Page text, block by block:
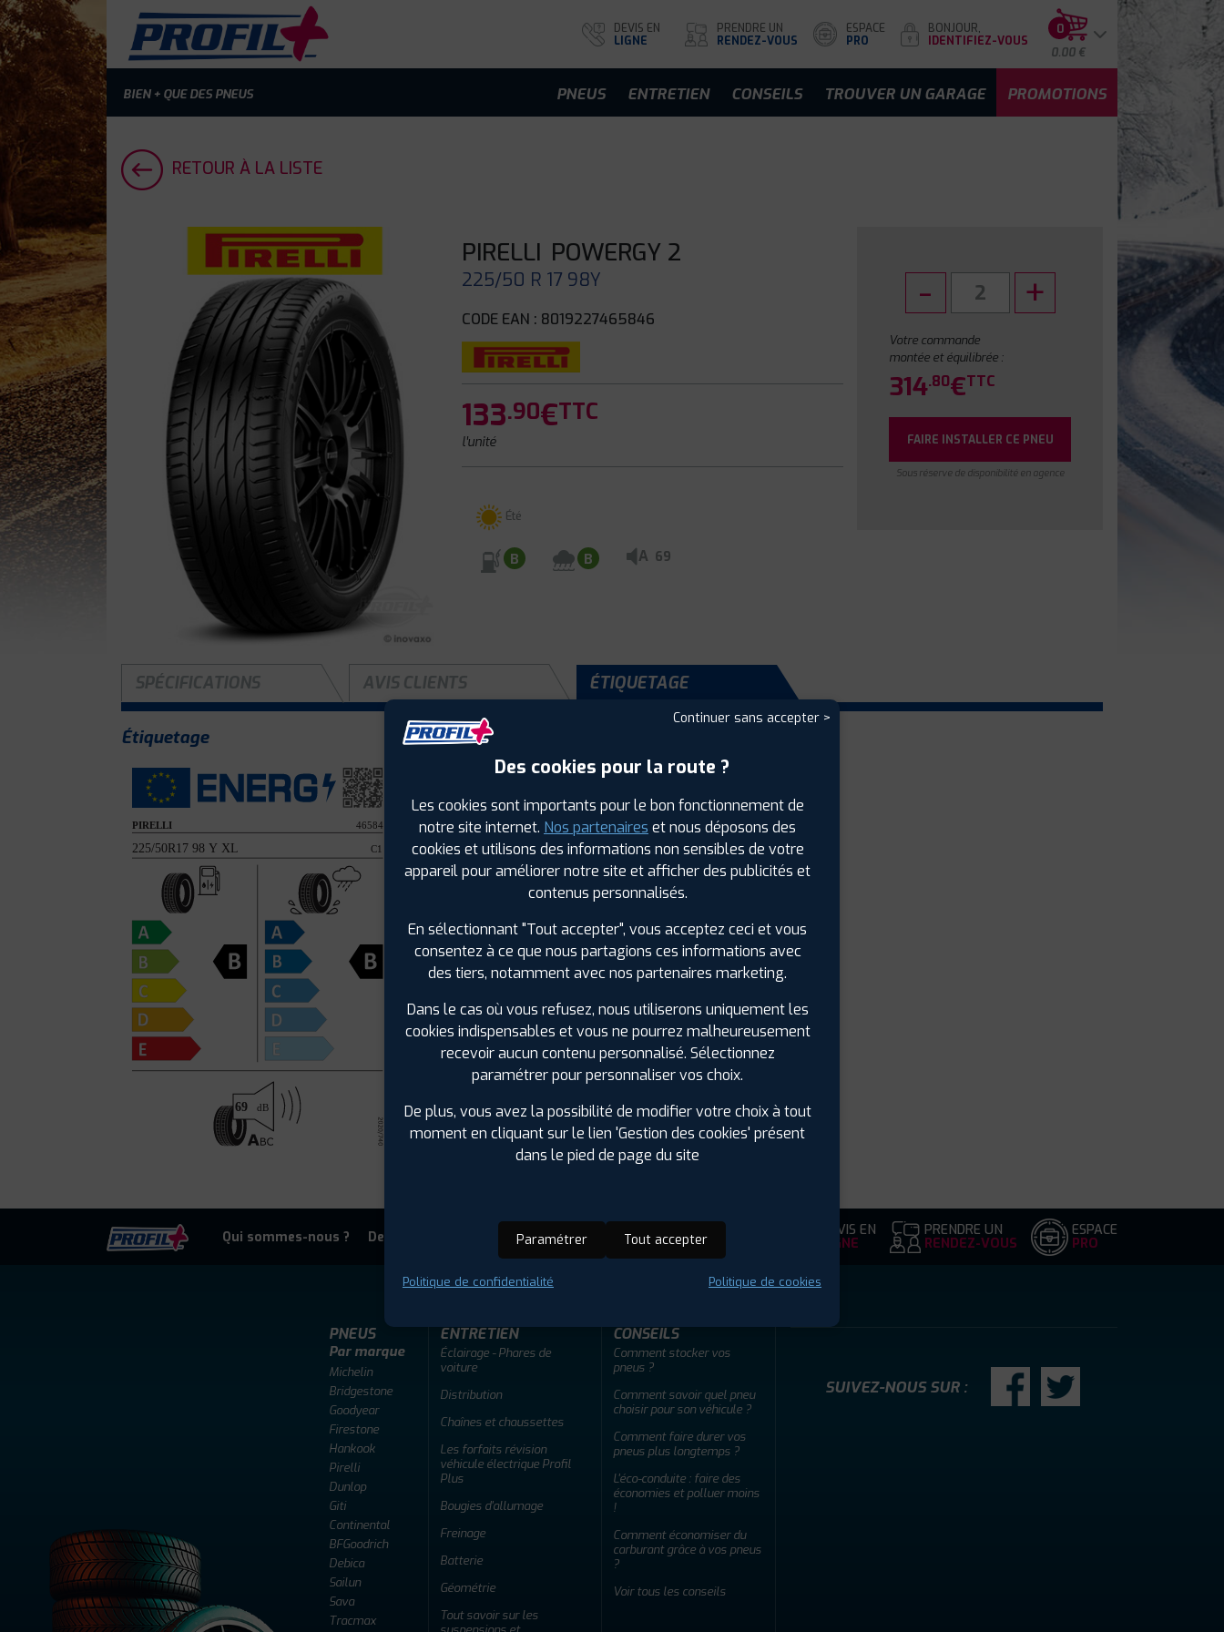
BIEN + QUE DES PNEUS
DEVIS EN
LIGNE
PRENDRE UN
RENDEZ-VOUS
ESPACE
PRO
BONJOUR,
IDENTIFIEZ-VOUS
0
0.00 €
PNEUS ENTRETIEN CONSEILS TROUVER UN GARAGE PROMOTIONS
RETOUR À LA LISTE
PIRELLI POWERGY 2
225/50 R 17 98Y
CODE EAN : 8019227465846
133.90€TTC
l'unité
Été
B B A 69
Votre commande
montée et équilibrée :
314.80€TTC
FAIRE INSTALLER CE PNEU
Sous réserve de disponibilité en agence
SPÉCIFICATIONS AVIS CLIENTS ÉTIQUETAGE
Étiquetage
Été
Largeur :225
Hauteur :50
Diamètre :17
Charge :98
Bruit de roulement externe : 69
Résistance au roulement :
Adhérence sur sol mouillé : B
Code EAN :
Qui sommes-nous ? Devenir adherent Offres d'emploi FAQ DEVIS EN
LIGNE
PRENDRE UN
RENDEZ-VOUS
ESPACE
PRO
PNEUS
Par marque
Michelin
Bridgestone
Goodyear
Firestone
Hankook
Pirelli
Dunlop
Giti
Continental
BFGoodrich
Debica
Sailun
Sava
Tracmax
ENTRETIEN
Éclairage - Phares de
voiture
Distribution
Chaînes et chaussettes
Les forfaits révision
véhicule électrique Profil
Plus
Bougies d'allumage
Freinage
Batterie
Géométrie
Tout savoir sur les
CONSEILS
Comment stocker vos
pneus ?
Comment savoir quel pneu
choisir pour son véhicule ?
Comment faire durer vos
pneus plus longtemps ?
L'éco-conduite : faire des
économies et polluer moins
!
Comment économiser du
carburant grâce à vos pneus
?
Voir tous les conseils
SUIVEZ-NOUS SUR :
Continuer sans accepter >
Des cookies pour la route ?
Les cookies sont importants pour le bon fonctionnement de
notre site internet. Nos partenaires et nous déposons des
cookies et utilisons des informations non sensibles de votre
appareil pour améliorer notre site et afficher des publicités et
contenus personnalisés.
En sélectionnant "Tout accepter", vous acceptez ceci et vous
consentez à ce que nous partagions ces informations avec
des tiers, notamment avec nos partenaires marketing.
Dans le cas où vous refusez, nous utiliserons uniquement les
cookies indispensables et vous ne pourrez malheureusement
recevoir aucun contenu personnalisé. Sélectionnez
paramétrer pour personnaliser vos choix.
De plus, vous avez la possibilité de modifier votre choix à tout
moment en cliquant sur le lien 'Gestion des cookies' présent
dans le pied de page du site
Paramétrer Tout accepter
Politique de confidentialité Politique de cookies